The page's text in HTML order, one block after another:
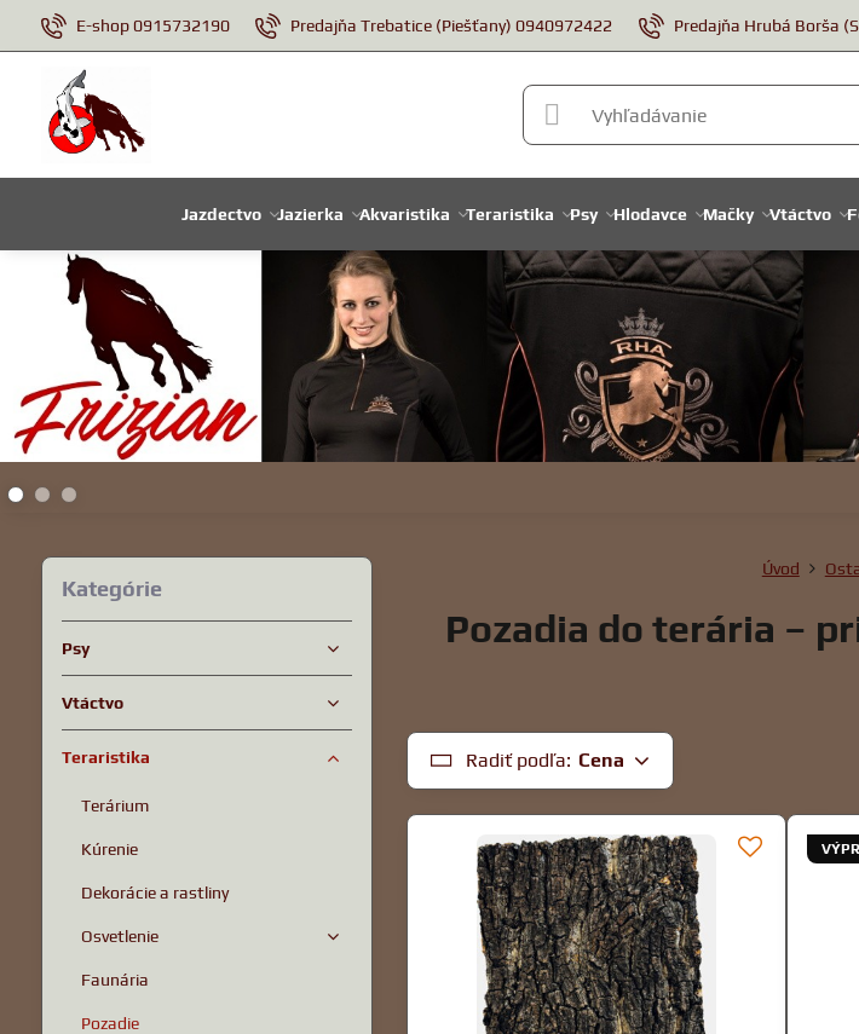
E-shop 0915732190 Predajňa Trebatice (Piešťany) 0940972422 Predajňa Hrubá Borša
Jazdectvo Jazierka Akvaristika Teraristika Psy Hlodavce Mačky Vtáctvo
Úvod
Pozadia do terária –
Radiť podľa: Cena
Kategórie
Psy
Vtáctvo
Teraristika
Terárium
Kúrenie
Dekorácie a rastliny
Osvetlenie
Faunária
Pozadie